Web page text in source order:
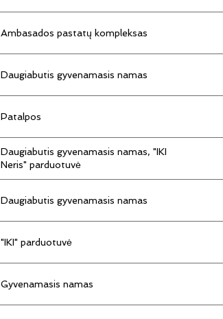
Ambasados pastatų kompleksas
Daugiabutis gyvenamasis namas
Patalpos
Daugiabutis gyvenamasis namas, "IKI
Neris" parduotuvė
Daugiabutis gyvenamasis namas
"IKI" parduotuvė
Gyvenamasis namas